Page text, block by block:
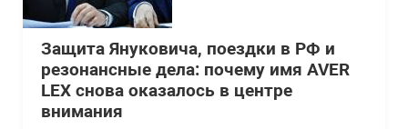
Защита Януковича, поездки в РФ и
резонансные дела: почему имя AVER
LEX снова оказалось в центре
внимания